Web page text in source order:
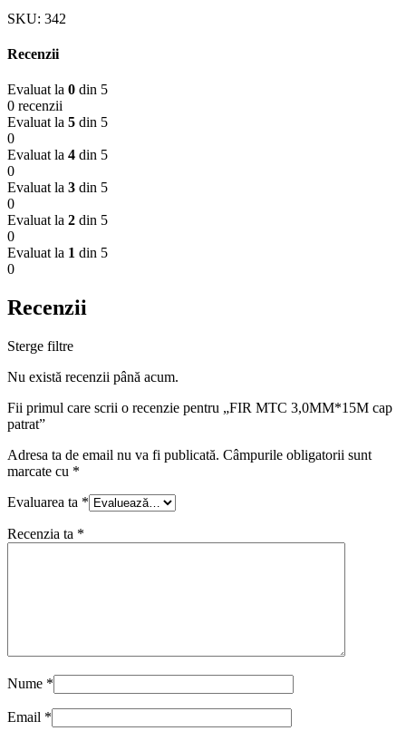
SKU: 342
Recenzii
Evaluat la 0 din 5
0 recenzii
Evaluat la 5 din 5
0
Evaluat la 4 din 5
0
Evaluat la 3 din 5
0
Evaluat la 2 din 5
0
Evaluat la 1 din 5
0
Recenzii
Sterge filtre
Nu există recenzii până acum.
Fii primul care scrii o recenzie pentru „FIR MTC 3,0MM*15M cap
patrat”
Adresa ta de email nu va fi publicată. Câmpurile obligatorii sunt
marcate cu *
Evaluarea ta *
Recenzia ta *
Nume *
Email *